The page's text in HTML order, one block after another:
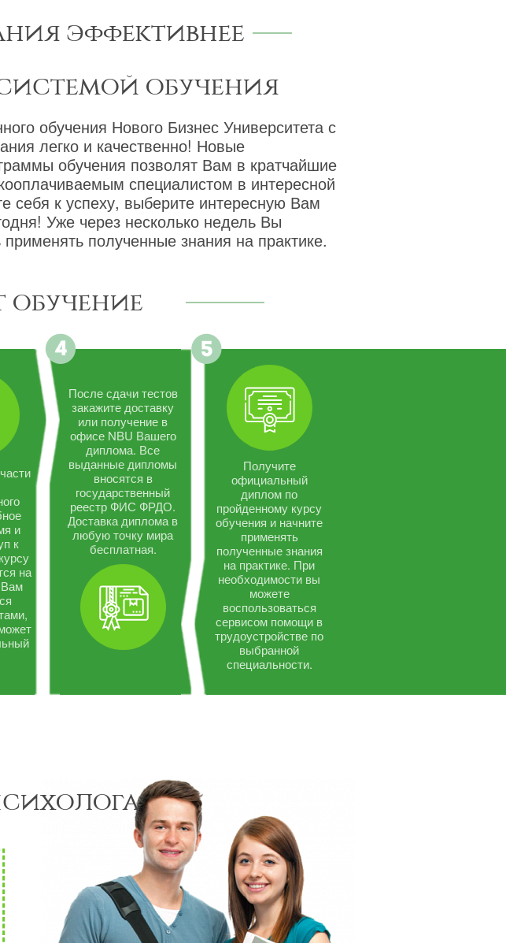
эффективнее
обучения
обучения Нового Бизнес Университета с
легко и качественно! Новые
обучения позволят Вам в кратчайшие
специалистом в интересной
себя к успеху, выберите интересную Вам
Уже через несколько недель Вы
полученные знания на практике.
обучение
и
к
на
После сдачи тестов
закажите доставку
или получение в
офисе NBU Вашего
диплома. Все
выданные дипломы
вносятся в
государственный
реестр ФИС ФРДО.
Доставка диплома в
любую точку мира
бесплатная.
Получите
официальный
диплом по
пройденному курсу
обучения и начните
применять
полученные знания
на практике. При
необходимости вы
можете
воспользоваться
сервисом помощи в
трудоустройстве по
выбранной
специальности.